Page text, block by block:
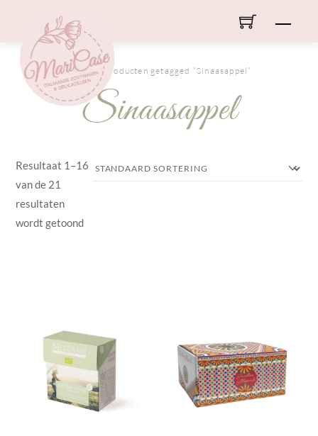
content
HOME/ Producten getagged “Sinaasappel”
Sinaasappel
Resultaat 1–16
van de 21
resultaten
wordt getoond